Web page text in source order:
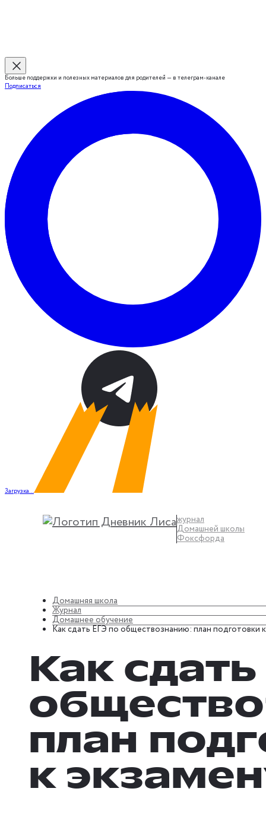
Больше поддержки и полезных материалов для родителей — в телеграм-канале
Подписаться
Загрузка...
журнал
Домашней школы
Фоксфорда
Домашняя школа
Журнал
Домашнее обучение
Как сдать ЕГЭ по обществознанию: план подготовки
Как
план
к